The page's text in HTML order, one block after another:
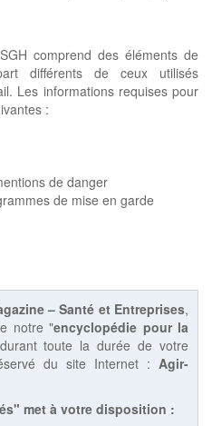
comprend des éléments de
différents de ceux utilisés
Les informations requises pour
:
de danger
de mise en garde
– Santé et Entreprises,
notre "encyclopédie pour la
toute la durée de votre
du site Internet : Agir-
met à votre disposition :